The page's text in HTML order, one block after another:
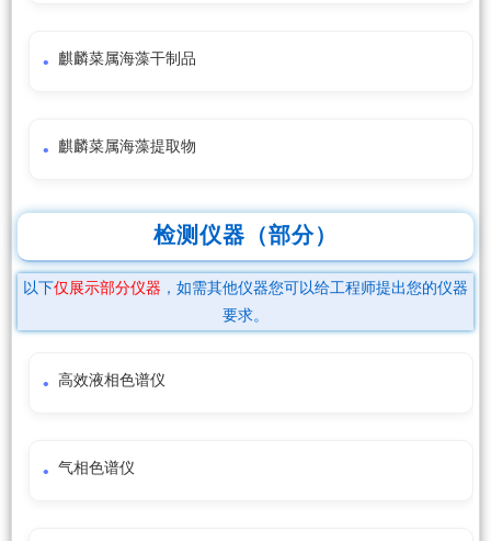
麒麟菜属海藻干制品
麒麟菜属海藻提取物
检测仪器（部分）
以下仅展示部分仪器 ，如需其他仪器您可以给工程师提出您的仪器
要求。
高效液相色谱仪
气相色谱仪